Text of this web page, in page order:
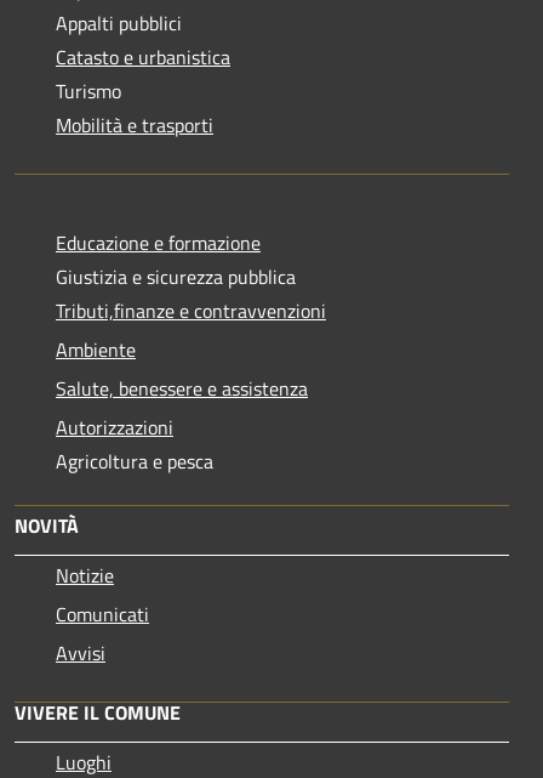
Appalti pubblici
Catasto e urbanistica
Turismo
Mobilità e trasporti
Educazione e formazione
Giustizia e sicurezza pubblica
Tributi,finanze e contravvenzioni
Ambiente
Salute, benessere e assistenza
Autorizzazioni
Agricoltura e pesca
NOVITÀ
Notizie
Comunicati
Avvisi
VIVERE IL COMUNE
Luoghi